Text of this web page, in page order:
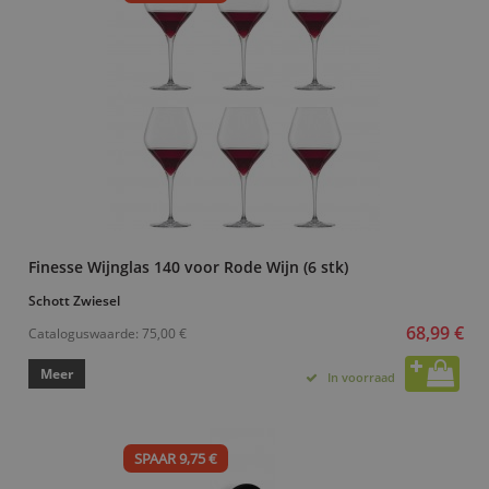
Finesse Wijnglas 140 voor Rode Wijn (6 stk)
Schott Zwiesel
Cataloguswaarde: 75,00 € 68,99 €
Meer In voorraad
SPAAR 9,75 €